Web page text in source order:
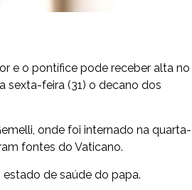
e o pontífice pode receber alta no
sexta-feira (31) o decano dos
onde foi internado na quarta-
fontes do Vaticano.
de saúde do papa.